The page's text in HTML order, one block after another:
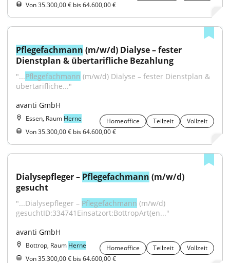
Von 35.300,00 € bis 64.600,00 €
Pflegefachmann (m/w/d) Dialyse – fester
Dienstplan & übertarifliche Bezahlung
"...Pflegefachmann (m/w/d) Dialyse – fester Dienstplan &
übertarifliche..."
avanti GmbH
Essen, Raum Herne Homeoffice Teilzeit
Vollzeit
Von 35.300,00 € bis 64.600,00 €
Dialysepfleger – Pflegefachmann (m/w/d)
gesucht
"...Dialysepfleger – Pflegefachmann (m/w/d)
gesuchtID:334741Einsatzort:BottropArt(en..."
avanti GmbH
Bottrop, Raum Herne Homeoffice Teilzeit
Vollzeit
Von 35.300,00 € bis 64.600,00 €